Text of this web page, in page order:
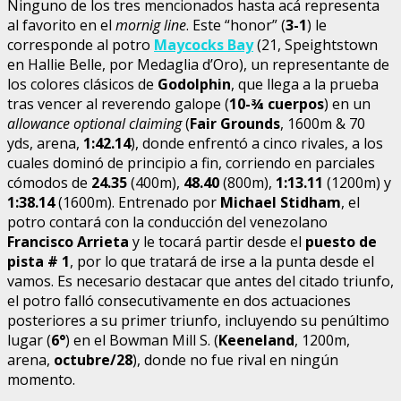
Ninguno de los tres mencionados hasta acá representa
al favorito en el mornig line. Este “honor” (3-1) le
corresponde al potro Maycocks Bay(21, Speightstown
en Hallie Belle, por Medaglia d’Oro), un representante de
los colores clásicos de Godolphin, que llega a la prueba
tras vencer al reverendo galope (10-¾ cuerpos) en un
allowance optional claiming(Fair Grounds, 1600m & 70
yds, arena, 1:42.14), donde enfrentó a cinco rivales, a los
cuales dominó de principio a fin, corriendo en parciales
cómodos de 24.35(400m), 48.40(800m), 1:13.11 (1200m) y
1:38.14(1600m). Entrenado por Michael Stidham, el
potro contará con la conducción del venezolano
Francisco Arrieta y le tocará partir desde el puesto de
pista # 1, por lo que tratará de irse a la punta desde el
vamos. Es necesario destacar que antes del citado triunfo,
el potro falló consecutivamente en dos actuaciones
posteriores a su primer triunfo, incluyendo su penúltimo
lugar (6°) en el Bowman Mill S. (Keeneland, 1200m,
arena, octubre/28), donde no fue rival en ningún
momento.